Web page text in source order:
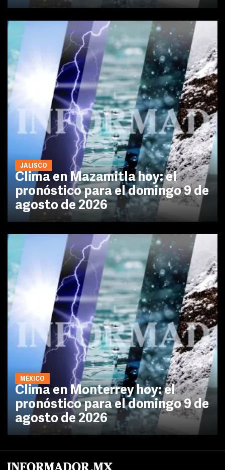
JALISCO
Clima en Mazamitla hoy: el
pronóstico para el domingo 9 de
agosto de 2026
MÉXICO
Clima en Monterrey hoy: el
pronóstico para el domingo 9 de
agosto de 2026